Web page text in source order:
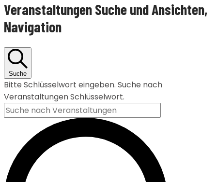
Veranstaltungen Suche und Ansichten,
Navigation
Suche
Bitte Schlüsselwort eingeben. Suche nach
Veranstaltungen Schlüsselwort.